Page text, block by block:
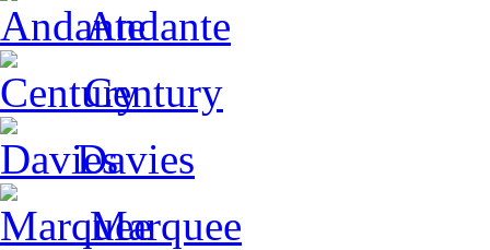
Andante
Century
Davies
Marquee